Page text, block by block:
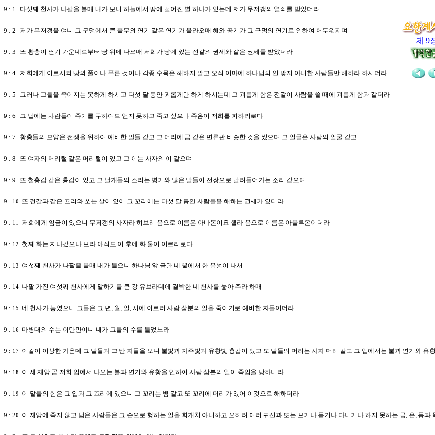
제 9
9 : 1 다섯째 천사가 나팔을 불매 내가 보니 하늘에서 땅에 떨어진 별 하나가 있는데 저가 무저갱의 열쇠를 받았더라
9 : 2 저가 무저갱을 여니 그 구멍에서 큰 풀무의 연기 같은 연기가 올라오매 해와 공기가 그 구멍의 연기로 인하여 어두워지며
9 : 3 또 황충이 연기 가운데로부터 땅 위에 나오매 저희가 땅에 있는 전갈의 권세와 같은 권세를 받았더라
9 : 4 저희에게 이르시되 땅의 풀이나 푸른 것이나 각종 수목은 해하지 말고 오직 이마에 하나님의 인 맞지 아니한 사람들만 해하라 하시더라
9 : 5 그러나 그들을 죽이지는 못하게 하시고 다섯 달 동안 괴롭게만 하게 하시는데 그 괴롭게 함은 전갈이 사람을 쏠 때에 괴롭게 함과 같더라
9 : 6 그 날에는 사람들이 죽기를 구하여도 얻지 못하고 죽고 싶으나 죽음이 저희를 피하리로다
9 : 7 황충들의 모양은 전쟁을 위하여 예비한 말들 같고 그 머리에 금 같은 면류관 비슷한 것을 썼으며 그 얼굴은 사람의 얼굴 같고
9 : 8 또 여자의 머리털 같은 머리털이 있고 그 이는 사자의 이 같으며
9 : 9 또 철흉갑 같은 흉갑이 있고 그 날개들의 소리는 병거와 많은 말들이 전장으로 달려들어가는 소리 같으며
9 : 10 또 전갈과 같은 꼬리와 쏘는 살이 있어 그 꼬리에는 다섯 달 동안 사람들을 해하는 권세가 있더라
9 : 11 저희에게 임금이 있으니 무저갱의 사자라 히브리 음으로 이름은 아바돈이요 헬라 음으로 이름은 아볼루온이더라
9 : 12 첫째 화는 지나갔으나 보라 아직도 이 후에 화 둘이 이르리로다
9 : 13 여섯째 천사가 나팔을 불매 내가 들으니 하나님 앞 금단 네 뿔에서 한 음성이 나서
9 : 14 나팔 가진 여섯째 천사에게 말하기를 큰 강 유브라데에 결박한 네 천사를 놓아 주라 하매
9 : 15 네 천사가 놓였으니 그들은 그 년, 월, 일, 시에 이르러 사람 삼분의 일을 죽이기로 예비한 자들이더라
9 : 16 마병대의 수는 이만만이니 내가 그들의 수를 들었노라
9 : 17 이같이 이상한 가운데 그 말들과 그 탄 자들을 보니 불빛과 자주빛과 유황빛 흉갑이 있고 또 말들의 머리는 사자 머리 같고 그 입에서는 불과 연기와 유
9 : 18 이 세 재앙 곧 저희 입에서 나오는 불과 연기와 유황을 인하여 사람 삼분의 일이 죽임을 당하니라
9 : 19 이 말들의 힘은 그 입과 그 꼬리에 있으니 그 꼬리는 뱀 같고 또 꼬리에 머리가 있어 이것으로 해하더라
9 : 20 이 재앙에 죽지 않고 남은 사람들은 그 손으로 행하는 일을 회개치 아니하고 오히려 여러 귀신과 또는 보거나 듣거나 다니거나 하지 못하는 금, 은, 동과